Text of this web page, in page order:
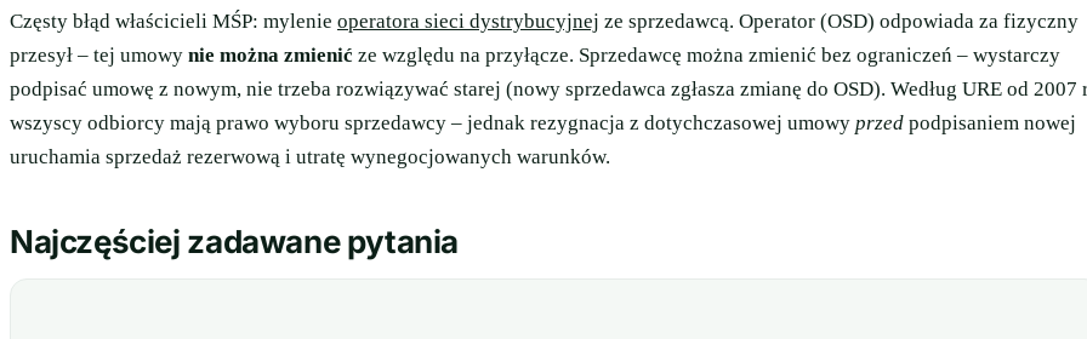
Częsty błąd właścicieli MŚP: mylenie operatora sieci dystrybucyjnej ze sprzedawcą. Operator (OSD) odpowiada za fizyczny
przesył – tej umowy nie można zmienić ze względu na przyłącze. Sprzedawcę można zmienić bez ograniczeń – wystarczy
podpisać umowę z nowym, nie trzeba rozwiązywać starej (nowy sprzedawca zgłasza zmianę do OSD). Według URE od 2007
wszyscy odbiorcy mają prawo wyboru sprzedawcy – jednak rezygnacja z dotychczasowej umowy przed podpisaniem nowej
uruchamia sprzedaż rezerwową i utratę wynegocjowanych warunków.
Najczęściej zadawane pytania